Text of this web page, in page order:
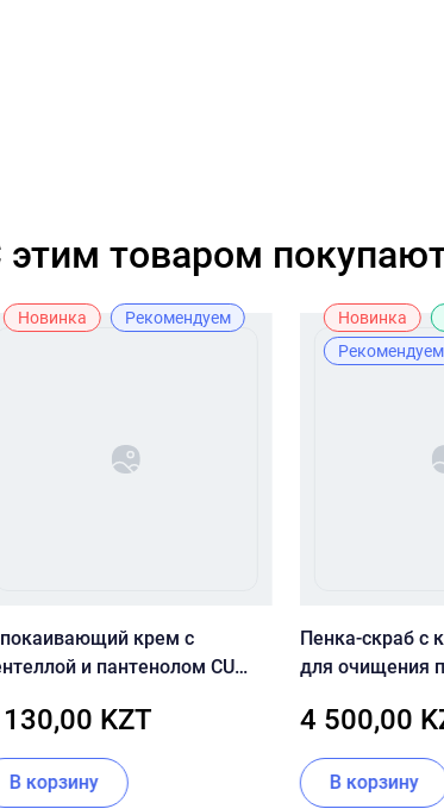
C этим товаром
Новинка Рекомендуем
крем с
и пантенолом CU
Cream 70 мл
KZT
В корзину
Новинка
Рекомендуем
Пенка-скраб с
для очищения
Cleansing Foam
4 500,00
В корзину